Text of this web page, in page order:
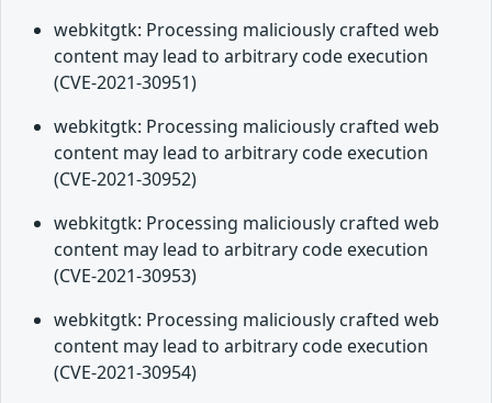
webkitgtk: Processing maliciously crafted web
content may lead to arbitrary code execution
(CVE-2021-30951)
webkitgtk: Processing maliciously crafted web
content may lead to arbitrary code execution
(CVE-2021-30952)
webkitgtk: Processing maliciously crafted web
content may lead to arbitrary code execution
(CVE-2021-30953)
webkitgtk: Processing maliciously crafted web
content may lead to arbitrary code execution
(CVE-2021-30954)